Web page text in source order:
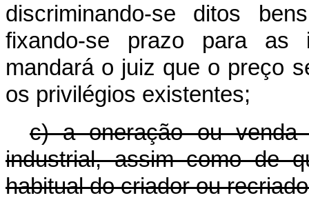
discriminando-se ditos
fixando-se prazo para as
mandará o juiz que o preço
os privilégios existentes;
c) a oneração ou venda
industrial, assim como de
habitual do criador ou